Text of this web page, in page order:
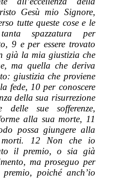
Gesù mio Signore,
tutte queste cose e le
spazzatura per
9 e per essere trovato
già la mia giustizia che
ma quella che deriva
giustizia che proviene
fede, 10 per conoscere
della sua risurrezione
sue sofferenze,
alla sua morte, 11
possa giungere alla
morti. 12 Non che io
il premio, o sia già
ma proseguo per
poiché anch’io